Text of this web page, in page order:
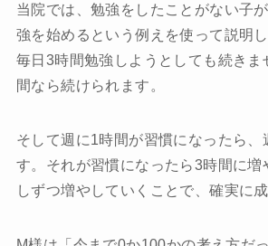
当院では、勉強をしたことがない子
強を始めるという例えを使って説明
毎日3時間勉強しようとしても続きま
間なら続けられます。
そして週に1時間が習慣になったら、
す。それが習慣になったら3時間に増
しずつ増やしていくことで、確実に